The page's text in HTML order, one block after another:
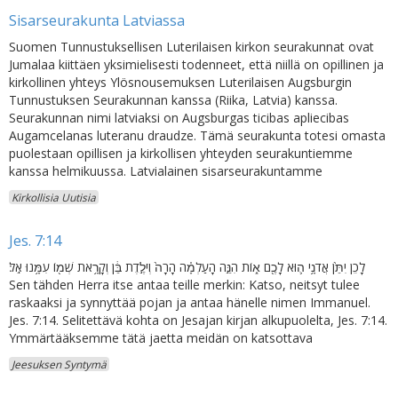
Sisarseurakunta Latviassa
Suomen Tunnustuksellisen Luterilaisen kirkon seurakunnat ovat
Jumalaa kiittäen yksimielisesti todenneet, että niillä on opillinen ja
kirkollinen yhteys Ylösnousemuksen Luterilaisen Augsburgin
Tunnustuksen Seurakunnan kanssa (Riika, Latvia) kanssa.
Seurakunnan nimi latviaksi on Augsburgas ticibas apliecibas
Augamcelanas luteranu draudze. Tämä seurakunta totesi omasta
puolestaan opillisen ja kirkollisen yhteyden seurakuntiemme
kanssa helmikuussa. Latvialainen sisarseurakuntamme
Kirkollisia Uutisia
Jes. 7:14
לָכֵן יִתֵּ֙ן אֲדֹנָ֥י ה֛וּא לָכֶ֖ם א֑וֹת הִנֵּ֣ה הָעַלְמָ֗ה הָרָה֙ וְיֹלֶ֣דֶת בֵּ֔ן וְקָרָ֥את שְׁמ֖וֹ עִמָּ֥נוּ אֵֽל׃
Sen tähden Herra itse antaa teille merkin: Katso, neitsyt tulee
raskaaksi ja synnyttää pojan ja antaa hänelle nimen Immanuel.
Jes. 7:14. Selitettävä kohta on Jesajan kirjan alkupuolelta, Jes. 7:14.
Ymmärtääksemme tätä jaetta meidän on katsottava
Jeesuksen Syntymä